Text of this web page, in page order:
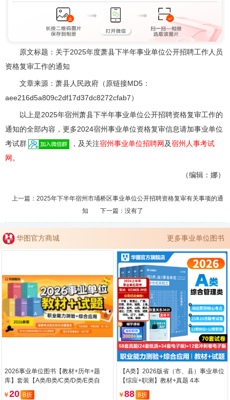
原文标题：关于2025年度萧县下半年事业单位公开招聘工作人员
资格复审工作的通知
文章来源：萧县人民政府（原链接MD5：
aee216d5a809c2df17d37dc8272cfab7）
以上是2025年宿州萧县下半年事业单位公开招聘资格复审工作的
通知的全部内容，更多2024宿州事业单位资格复审信息请加事业单位
考试群
，及关注宿州事业单位招聘网及宿州人事考试
网。
（编辑：娜）
上一篇： 2025年下半年宿州市埇桥区事业单位公开招聘资格复审有关事项的通
知
下一篇：没有了
华图官方商城 更多事业单位图书
2026事业单位图书【教材+历年+题
库】套装【A类/B类/C类/D类/E类自
选】
￥20 8折
【A类】2026版省（市、县）事业单位
【综应+职测】教材+真题 4本
￥88 8折